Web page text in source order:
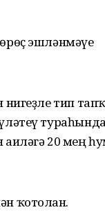
эшләнмәүе
тип
20 мең
ҡотолған.